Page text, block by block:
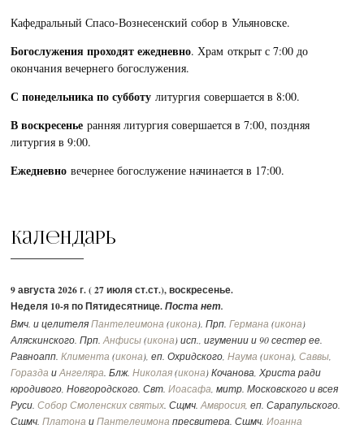
Кафедральный Спасо-Вознесенский собор в Ульяновске.
Богослужения проходят ежедневно. Храм открыт с 7:00 до
окончания вечернего богослужения.
С понедельника по субботулитургия совершается в 8:00.
В воскресеньеранняя литургия совершается в 7:00, поздняя
литургия в 9:00.
Ежедневновечернее богослужение начинается в 17:00.
Календарь
9 августа 2026 г. ( 27 июля ст.ст.), воскресенье.
Неделя 10-я по Пятидесятнице.Поста нет.
Вмч. и целителяПантелеимона (икона). Прп.Германа (икона)
Аляскинского. Прп.Анфисы (икона) исп., игумении и 90 сестер ее.
Равноапп.Климента (икона), еп. Охридского,Наума (икона),Саввы,
Горазда иАнгеляра. Блж.Николая (икона) Кочанова, Христа ради
юродивого, Новгородского. Свт.Иоасафа, митр. Московского и всея
Руси.Собор Смоленских святых. Сщмч.Амвросия, еп. Сарапульского.
Сщмч.Платона иПантелеимона пресвитера. Сщмч.Иоанна